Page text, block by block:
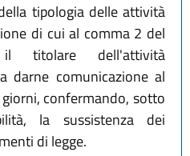
tipologia delle attività
di cui al comma 2 del
titolare dell'attività
darne comunicazione al
confermando, sotto
la sussistenza dei
di legge.